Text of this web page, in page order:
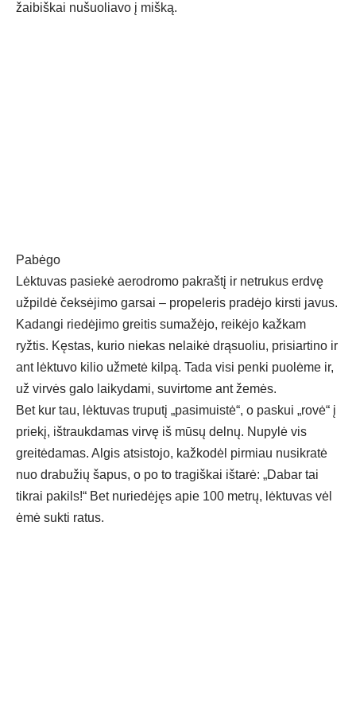
žaibiškai nušuoliavo į mišką.
Pabėgo
Lėktuvas pasiekė aerodromo pakraštį ir netrukus erdvę
užpildė čeksėjimo garsai – propeleris pradėjo kirsti javus.
Kadangi riedėjimo greitis sumažėjo, reikėjo kažkam
ryžtis. Kęstas, kurio niekas nelaikė drąsuoliu, prisiartino ir
ant lėktuvo kilio užmetė kilpą. Tada visi penki puolėme ir,
už virvės galo laikydami, suvirtome ant žemės.
Bet kur tau, lėktuvas truputį „pasimuistė“, o paskui „rovė“ į
priekį, ištraukdamas virvę iš mūsų delnų. Nupylė vis
greitėdamas. Algis atsistojo, kažkodėl pirmiau nusikratė
nuo drabužių šapus, o po to tragiškai ištarė: „Dabar tai
tikrai pakils!“ Bet nuriedėjęs apie 100 metrų, lėktuvas vėl
ėmė sukti ratus.